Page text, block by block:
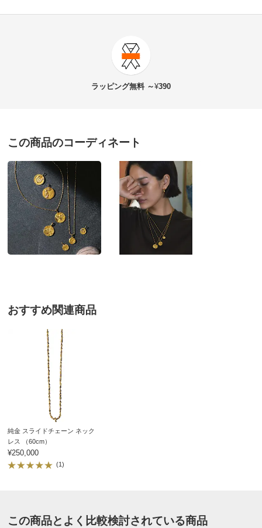
純金 モンサン・ミッシェルコイン ペンダントヘッド
改定日：2026/2/1
旧価格：¥220,000 税込
送料・送料種
別
基本配送料：¥ 880
※お届け先が同じであれば複数個ご購入いただいても¥880です。
お支払い方法 送料について
■商品寸法：約24×17mm・約3.5g
■販売価格は、地金相場・為替の変動により予告なく変更
になる場合があります。
ラッピング無料 ～¥390
この商品のコーディネート
おすすめ関連商品
純金 スライドチェーン ネック
レス （60cm）
¥250,000
(1)
この商品とよく比較検討されている商品